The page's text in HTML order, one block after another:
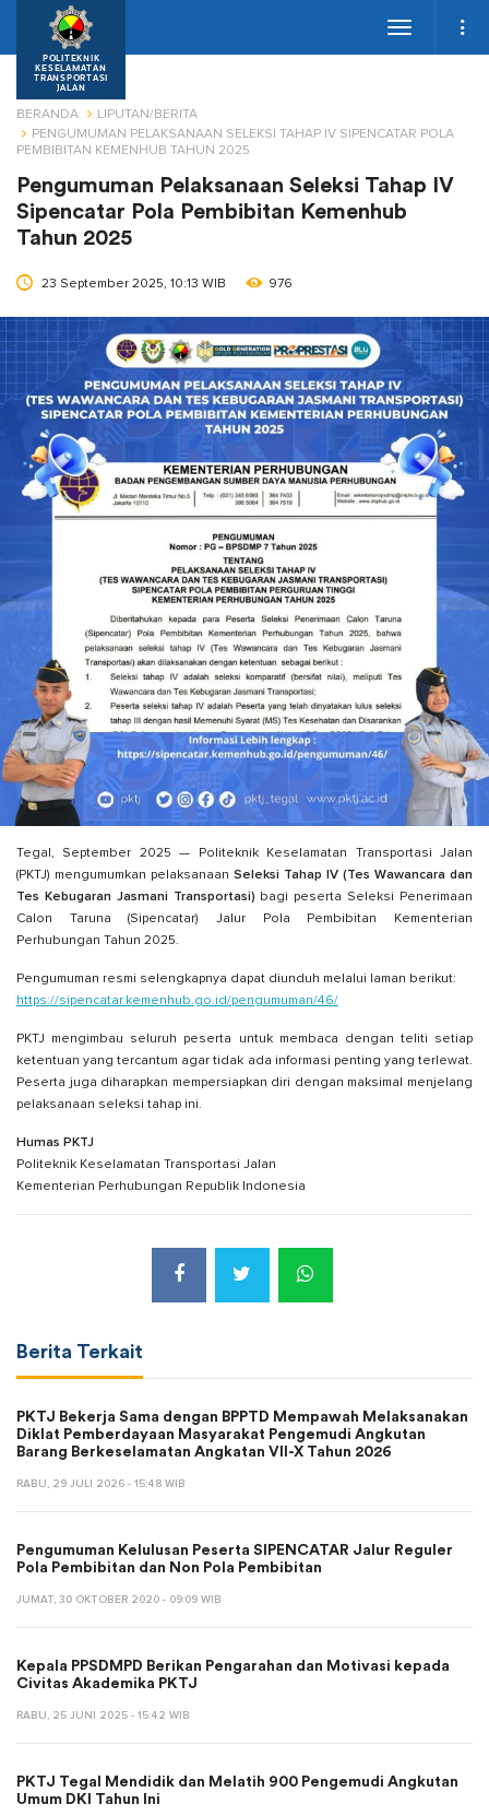
POLITEKNIK
KESELAMATAN
TRANSPORTASI
JALAN
Toggle
BERANDA
LIPUTAN/BERITA
PENGUMUMAN PELAKSANAAN SELEKSI TAHAP IV SIPENCATAR POLA
PEMBIBITAN KEMENHUB TAHUN 2025
Pengumuman Pelaksanaan Seleksi Tahap IV
Sipencatar Pola Pembibitan Kemenhub
Tahun 2025
23 September 2025, 10:13 WIB 976
Tegal, September 2025 — Politeknik Keselamatan Transportasi Jalan
(PKTJ) mengumumkan pelaksanaan Seleksi Tahap IV (Tes Wawancara dan
Tes Kebugaran Jasmani Transportasi) bagi peserta Seleksi Penerimaan
Calon Taruna (Sipencatar) Jalur Pola Pembibitan Kementerian
Perhubungan Tahun 2025.
Pengumuman resmi selengkapnya dapat diunduh melalui laman berikut:
https://sipencatar.kemenhub.go.id/pengumuman/46/
PKTJ mengimbau seluruh peserta untuk membaca dengan teliti setiap
ketentuan yang tercantum agar tidak ada informasi penting yang terlewat.
Peserta juga diharapkan mempersiapkan diri dengan maksimal menjelang
pelaksanaan seleksi tahap ini.
Humas PKTJ
Politeknik Keselamatan Transportasi Jalan
Kementerian Perhubungan Republik Indonesia
Berita Terkait
PKTJ Bekerja Sama dengan BPPTD Mempawah Melaksanakan
Diklat Pemberdayaan Masyarakat Pengemudi Angkutan
Barang Berkeselamatan Angkatan VII-X Tahun 2026
RABU, 29 JULI 2026 - 15:48 WIB
Pengumuman Kelulusan Peserta SIPENCATAR Jalur Reguler
Pola Pembibitan dan Non Pola Pembibitan
JUMAT, 30 OKTOBER 2020 - 09:09 WIB
Kepala PPSDMPD Berikan Pengarahan dan Motivasi kepada
Civitas Akademika PKTJ
RABU, 25 JUNI 2025 - 15:42 WIB
PKTJ Tegal Mendidik dan Melatih 900 Pengemudi Angkutan
Umum DKI Tahun Ini